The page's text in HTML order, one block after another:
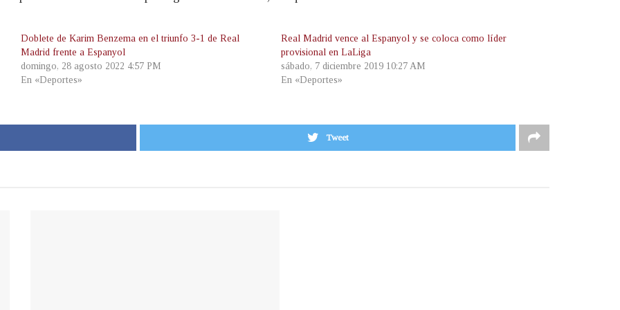
Doblete de Karim Benzema en el triunfo 3-1 de Real
Madrid frente a Espanyol
domingo, 28 agosto 2022 4:57 PM
En «Deportes»
Real Madrid vence al Espanyol y se coloca como líder
provisional en LaLiga
sábado, 7 diciembre 2019 10:27 AM
En «Deportes»
Tweet